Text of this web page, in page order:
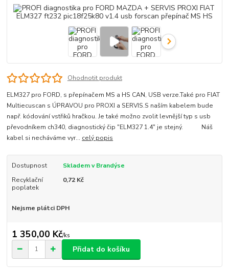
Ohodnotit produkt
ELM327 pro FORD, s přepínačem MS a HS CAN, USB verze.Také pro FIAT
Multiecuscan s ÚPRAVOU pro PROXI a SERVIS.S naším kabelem bude
např. kódování vstřiků hračkou. Je také možno zvolit levnější typ s usb
převodníkem ch340, diagnostický čip "ELM327 1.4" je stejný. Náš
kabel si necháváme vyr... celý popis
Dostupnost
Skladem v Brandýse
Recyklační
poplatek
0,72 Kč
Nejsme plátci DPH
1 350,00 Kč/ks
Přidat do košíku